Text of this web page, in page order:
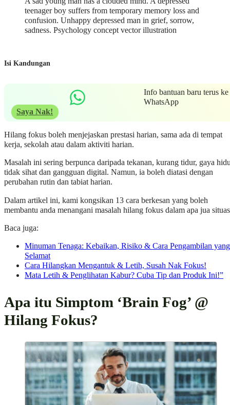
teenager boy suffers from temporary memory loss and
confusion. Unhappy depressed man in grief, sorrow,
sadness. Psychology concept vector illustration
Isi Kandungan
Info bantuan baru terus ke
WhatsApp
Saya Nak!
Hilang fokus boleh menjejaskan prestasi harian, sama ada di tempat
kerja, sekolah atau dalam aktiviti harian.
Masalah ini sering berpunca daripada tekanan, kurang tidur, gaya
tidak sihat dan gangguan digital. Namun, ia boleh diatasi dengan
perubahan rutin dan tabiat harian.
Dalam artikel ini, kami kongsikan 13 cara berkesan yang boleh
membantu anda menangani masalah hilang fokus dalam apa jua
Baca juga:
Minuman Tenaga: Kebaikan, Risiko & Cara Pengambilan yang
Selamat
Cara Hilangkan Mengantuk & Letih, Susah Nak Fokus!
Mata Letih & Penglihatan Kabur? Cuba Tip dan Produk Ini!”
Apa itu Simptom ‘Brain Fog’ @
Hilang Fokus?